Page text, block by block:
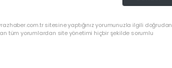
sitesine yaptığınız yorumunuzla ilgili doğrudan
tüm yorumlardan site yönetimi hiçbir şekilde sorumlu